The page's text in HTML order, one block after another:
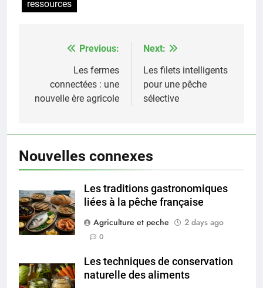
ressources
navigation
Previous:
Les fermes
connectées : une
nouvelle ère agricole
Next:
Les filets intelligents
pour une pêche
sélective
Nouvelles connexes
Les traditions gastronomiques
liées à la pêche française
Agriculture et peche
2 days ago
0
Les techniques de conservation
naturelle des aliments